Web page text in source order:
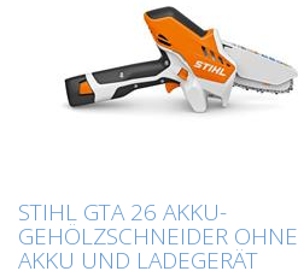
STIHL GTA 26 AKKU-
GEHÖLZSCHNEIDER OHNE
AKKU UND LADEGERÄT